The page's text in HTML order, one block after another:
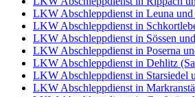
LKW Abschleppdienst in Leuna
LKW Abschleppdienst in
LKW Abschleppdienst in Sössen
LKW Abschleppdienst in Poserna
LKW Abschleppdienst in Dehlitz
LKW Abschleppdienst in Starsiedel
LKW Abschleppdienst in